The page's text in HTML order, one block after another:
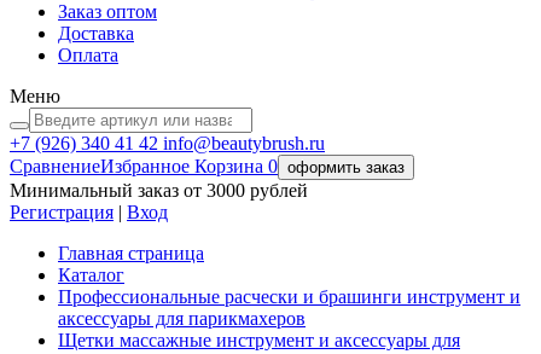
Заказ оптом
Доставка
Оплата
Меню
+7 (926) 340 41 42 info@beautybrush.ru
СравнениеИзбранное Корзина 0 оформить заказ
Минимальный заказ от 3000 рублей
Регистрация | Вход
Главная страница
Каталог
Профессиональные расчески и брашинги инструмент и
аксессуары для парикмахеров
Щетки массажные инструмент и аксессуары для